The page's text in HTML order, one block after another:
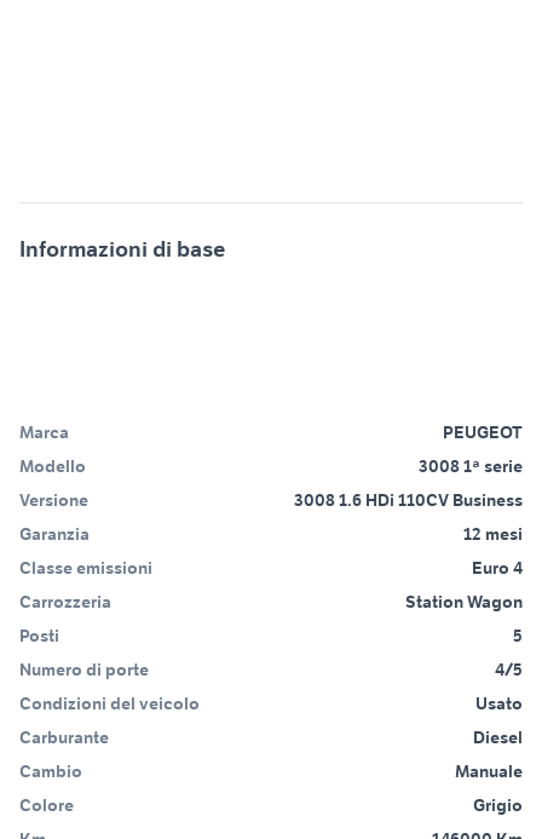
Informazioni di base
Marca
PEUGEOT
Modello
3008 1ª serie
Versione
3008 1.6 HDi 110CV Business
Garanzia
12 mesi
Classe emissioni
Euro 4
Carrozzeria
Station Wagon
Posti
5
Numero di porte
4/5
Condizioni del veicolo
Usato
Carburante
Diesel
Cambio
Manuale
Colore
Grigio